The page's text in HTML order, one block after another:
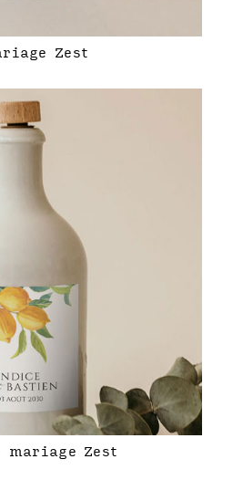
Zest
Zest